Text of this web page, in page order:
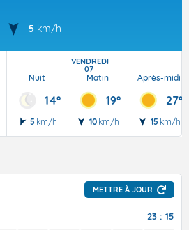
5 km/h
Nuit
14°
5 km/h
VENDREDI
07
Matin
19°
10 km/h
Après-midi
27°
15 km/h
METTRE À JOUR
23 : 15